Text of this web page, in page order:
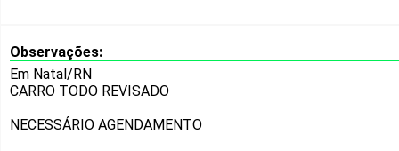
Observações:
Em Natal/RN
CARRO TODO REVISADO
NECESSÁRIO AGENDAMENTO